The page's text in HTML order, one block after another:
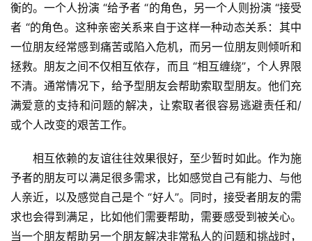
衡的。一个人扮演 “给予者 “的角色，另一个人则扮演 “接受
者 “的角色。这种亲密关系来自于这样一种动态关系：其中
一位朋友经常感到痛苦或陷入危机，而另一位朋友则倾听和
拯救。朋友之间不仅相互依存，而且 “相互缠绕”，个人界限
不清。通常情况下，给予型朋友会帮助索取型朋友。他们充
满爱意的支持和问题的解决，让索取者很容易逃避责任和/
或个人改变的艰苦工作。
相互依赖的友谊往往效果很好，至少暂时如此。作为施
予者的朋友可以满足很多需求，比如感觉自己有能力、与他
人亲近，以及感觉自己是个 “好人”。同时，接受者朋友的需
求也会得到满足，比如他们需要帮助，需要感受到被关心。
当一个朋友帮助另一个朋友解决非常私人的问题和挑战时，